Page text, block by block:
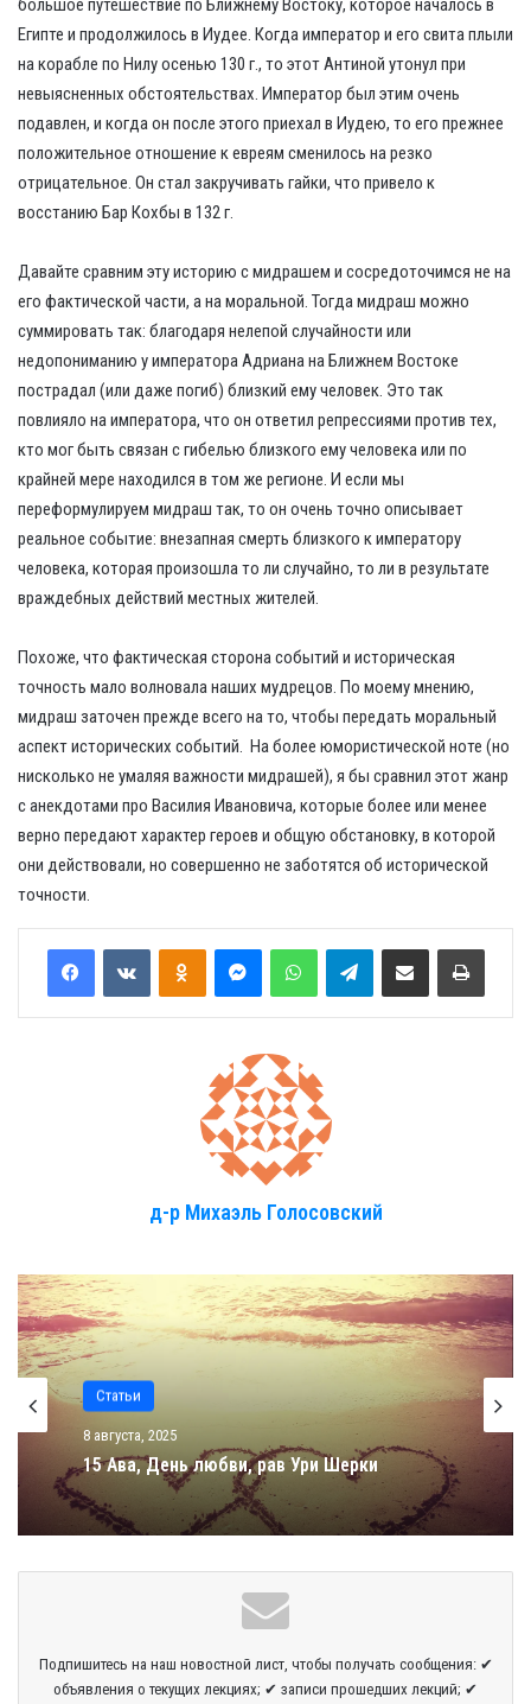
большое путешествие по Ближнему Востоку, которое началось в
Египте и продолжилось в Иудее. Когда император и его свита плыли
на корабле по Нилу осенью 130 г., то этот Антиной утонул при
невыясненных обстоятельствах. Император был этим очень
подавлен, и когда он после этого приехал в Иудею, то его прежнее
положительное отношение к евреям сменилось на резко
отрицательное. Он стал закручивать гайки, что привело к
восстанию Бар Кохбы в 132 г.
Давайте сравним эту историю с мидрашем и сосредоточимся не на
его фактической части, а на моральной. Тогда мидраш можно
суммировать так: благодаря нелепой случайности или
недопониманию у императора Адриана на Ближнем Востоке
пострадал (или даже погиб) близкий ему человек. Это так
повлияло на императора, что он ответил репрессиями против тех,
кто мог быть связан с гибелью близкого ему человека или по
крайней мере находился в том же регионе. И если мы
переформулируем мидраш так, то он очень точно описывает
реальное событие: внезапная смерть близкого к императору
человека, которая произошла то ли случайно, то ли в результате
враждебных действий местных жителей.
Похоже, что фактическая сторона событий и историческая
точность мало волновала наших мудрецов. По моему мнению,
мидраш заточен прежде всего на то, чтобы передать моральный
аспект исторических событий. На более юмористической ноте (но
нисколько не умаляя важности мидрашей), я бы сравнил этот жанр
с анекдотами про Василия Ивановича, которые более или менее
верно передают характер героев и общую обстановку, в которой
они действовали, но совершенно не заботятся об исторической
точности.
Odnoklassniki Messenger WhatsApp Telegram Share via Email Print
д-р Михаэль Голосовский
Статьи
8 августа, 2025
15 Ава, День любви, рав Ури Шерки
Статьи
1 августа, 2025
Подпишитесь на наш новостной лист, чтобы получать сообщения: ✔
объявления о текущих лекциях; ✔ записи прошедших лекций; ✔